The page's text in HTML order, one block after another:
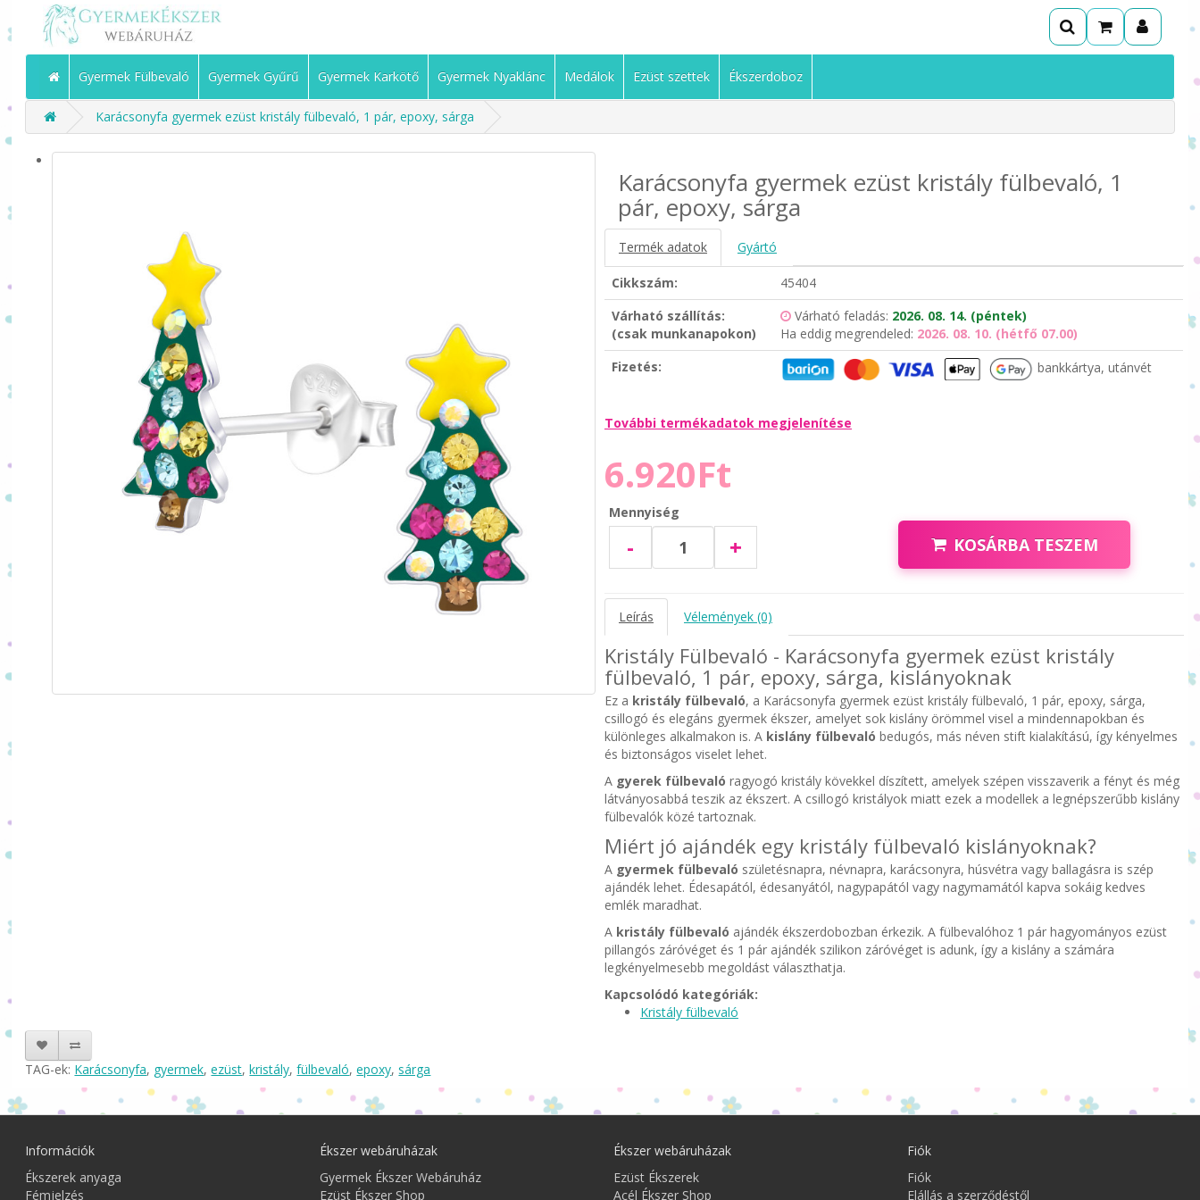
Gyermek Fülbevaló Gyermek Gyűrű Gyermek Karkötő Gyermek Nyaklánc Medálok Ezüst szettek Ékszerdoboz
Karácsonyfa gyermek ezüst kristály fülbevaló, 1 pár, epoxy, sárga
Karácsonyfa gyermek ezüst kristály fülbevaló, 1
pár, epoxy, sárga
Termék adatok Gyártó
Cikkszám:
45404
Várható szállítás:
(csak munkanapokon)
Várható feladás: 2026. 08. 14. (péntek)
Ha eddig megrendeled: 2026. 08. 10. (hétfő 07.00)
Fizetés:
bankkártya, utánvét
További termékadatok megjelenítése
6.920Ft
Mennyiség
- + KOSÁRBA TESZEM
Leírás Vélemények (0)
Kristály Fülbevaló - Karácsonyfa gyermek ezüst kristály
fülbevaló, 1 pár, epoxy, sárga, kislányoknak
Ez a kristály fülbevaló, a Karácsonyfa gyermek ezüst kristály fülbevaló, 1 pár, epoxy, sárga,
csillogó és elegáns gyermek ékszer, amelyet sok kislány örömmel visel a mindennapokban és
különleges alkalmakon is. A kislány fülbevaló bedugós, más néven stift kialakítású, így kényelmes
és biztonságos viselet lehet.
A gyerek fülbevaló ragyogó kristály kövekkel díszített, amelyek szépen visszaverik a fényt és még
látványosabbá teszik az ékszert. A csillogó kristályok miatt ezek a modellek a legnépszerűbb kislány
fülbevalók közé tartoznak.
Miért jó ajándék egy kristály fülbevaló kislányoknak?
A gyermek fülbevaló születésnapra, névnapra, karácsonyra, húsvétra vagy ballagásra is szép
ajándék lehet. Édesapától, édesanyától, nagypapától vagy nagymamától kapva sokáig kedves
emlék maradhat.
A kristály fülbevaló ajándék ékszerdobozban érkezik. A fülbevalóhoz 1 pár hagyományos ezüst
pillangós záróvéget és 1 pár ajándék szilikon záróvéget is adunk, így a kislány a számára
legkényelmesebb megoldást választhatja.
Kapcsolódó kategóriák:
Kristály fülbevaló
TAG-ek: Karácsonyfa, gyermek,ezüst,kristály,fülbevaló,epoxy,sárga
Információk
Ékszerek anyaga
Fémjelzés
Ékszer webáruházak
Gyermek Ékszer Webáruház
Ezüst Ékszer Shop
Ékszer webáruházak
Ezüst Ékszerek
Acél Ékszer Shop
Fiók
Fiók
Elállás a szerződéstől